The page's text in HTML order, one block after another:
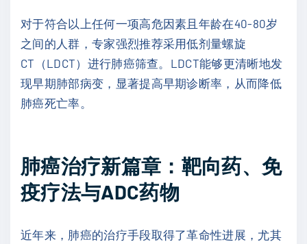
对于符合以上任何一项高危因素且年龄在40-80岁
之间的人群，专家强烈推荐采用低剂量螺旋
CT（LDCT）进行肺癌筛查。LDCT能够更清晰地发
现早期肺部病变，显著提高早期诊断率，从而降低
肺癌死亡率。
肺癌治疗新篇章：靶向药、免
疫疗法与ADC药物
近年来，肺癌的治疗手段取得了革命性进展，尤其